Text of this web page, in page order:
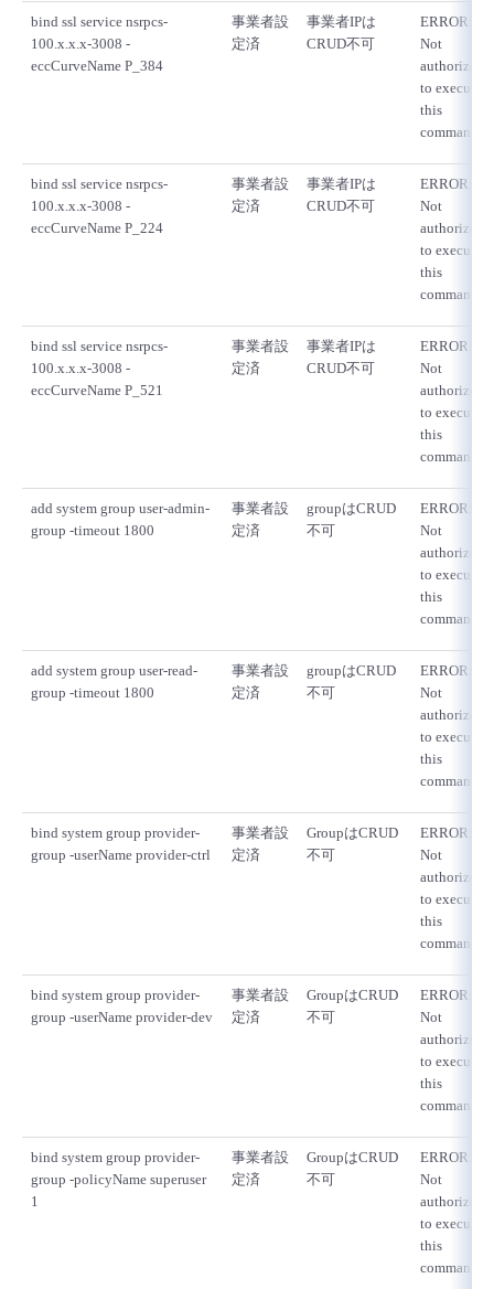
bind ssl service nsrpcs-
100.x.x.x-3008 -
eccCurveName P_384
事業者設
定済
事業者IPは
CRUD不可
ERROR:
Not
authorized
to execute
this
command
bind ssl service nsrpcs-
100.x.x.x-3008 -
eccCurveName P_224
事業者設
定済
事業者IPは
CRUD不可
ERROR:
Not
authorized
to execute
this
command
bind ssl service nsrpcs-
100.x.x.x-3008 -
eccCurveName P_521
事業者設
定済
事業者IPは
CRUD不可
ERROR:
Not
authorized
to execute
this
command
add system group user-admin-
group -timeout 1800
事業者設
定済
groupはCRUD
不可
ERROR:
Not
authorized
to execute
this
command
add system group user-read-
group -timeout 1800
事業者設
定済
groupはCRUD
不可
ERROR:
Not
authorized
to execute
this
command
bind system group provider-
group -userName provider-ctrl
事業者設
定済
GroupはCRUD
不可
ERROR:
Not
authorized
to execute
this
command
bind system group provider-
group -userName provider-dev
事業者設
定済
GroupはCRUD
不可
ERROR:
Not
authorized
to execute
this
command
bind system group provider-
group -policyName superuser
1
事業者設
定済
GroupはCRUD
不可
ERROR:
Not
authorized
to execute
this
command